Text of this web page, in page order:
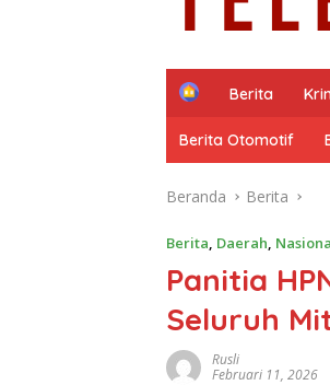
H
m
e
Berita
Berita Otomotif
Beranda Berita
Berita, Daerah,
Panitia
Seluruh
Rusli
Februari 11, 2026